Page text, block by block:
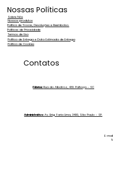
Membrana
Nossas Políticas
Nossos produtos
Sobre Nós
Política de Trocas, Devoluções e Reembolso.
Políticas de Privacidade
Política de Entrega e Data Estimada de Entrega
Política de Cookies
Termos de Uso
Contatos
Fábrica:Rua do Albatroz, 430. Palhoça - SC
Administrativo:Av. Brig. Faria Lima, 3400, São Paulo - SP.
E-